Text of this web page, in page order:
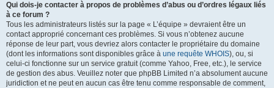
Qui dois-je contacter à propos de problèmes d’abus ou d’ordres légaux liés
à ce forum ?
Tous les administrateurs listés sur la page « L’équipe » devraient être un
contact approprié concernant ces problèmes. Si vous n’obtenez aucune
réponse de leur part, vous devriez alors contacter le propriétaire du domaine
(dont les informations sont disponibles grâce à une requête WHOIS), ou, si
celui-ci fonctionne sur un service gratuit (comme Yahoo, Free, etc.), le service
de gestion des abus. Veuillez noter que phpBB Limited n’a absolument aucune
juridiction et ne peut en aucun cas être tenu comme responsable de comment,